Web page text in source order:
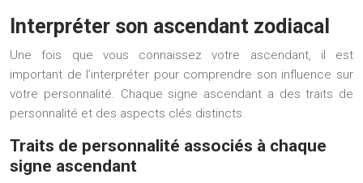
Interpréter son ascendant zodiacal
Une fois que vous connaissez votre ascendant, il est
important de l’interpréter pour comprendre son influence sur
votre personnalité. Chaque signe ascendant a des traits de
personnalité et des aspects clés distincts.
Traits de personnalité associés à chaque
signe ascendant